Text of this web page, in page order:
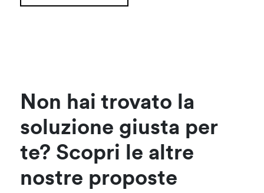
Non hai trovato la
soluzione giusta per
te? Scopri le altre
nostre proposte